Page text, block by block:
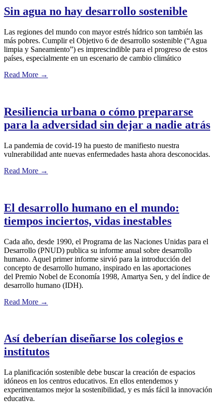
Sin agua no hay desarrollo sostenible
Las regiones del mundo con mayor estrés hídrico son también las
más pobres. Cumplir el Objetivo 6 de desarrollo sostenible (“Agua
limpia y Saneamiento”) es imprescindible para el progreso de estos
países, especialmente en un escenario de cambio climático
Read More →
Resiliencia urbana o cómo prepararse
para la adversidad sin dejar a nadie atrás
La pandemia de covid-19 ha puesto de manifiesto nuestra
vulnerabilidad ante nuevas enfermedades hasta ahora desconocidas.
Read More →
El desarrollo humano en el mundo:
tiempos inciertos, vidas inestables
Cada año, desde 1990, el Programa de las Naciones Unidas para el
Desarrollo (PNUD) publica su informe anual sobre desarrollo
humano. Aquel primer informe sirvió para la introducción del
concepto de desarrollo humano, inspirado en las aportaciones
del Premio Nobel de Economía 1998, Amartya Sen, y del índice de
desarrollo humano (IDH).
Read More →
Así deberían diseñarse los colegios e
institutos
La planificación sostenible debe buscar la creación de espacios
idóneos en los centros educativos. En ellos entendemos y
experimentamos mejor la sostenibilidad, y es más fácil la innovación
educativa.